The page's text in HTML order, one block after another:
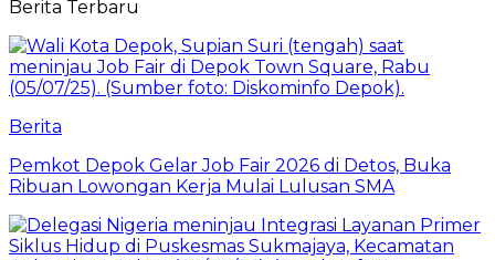
Berita Terbaru
Berita
Pemkot Depok Gelar Job Fair 2026 di Detos, Buka
Ribuan Lowongan Kerja Mulai Lulusan SMA